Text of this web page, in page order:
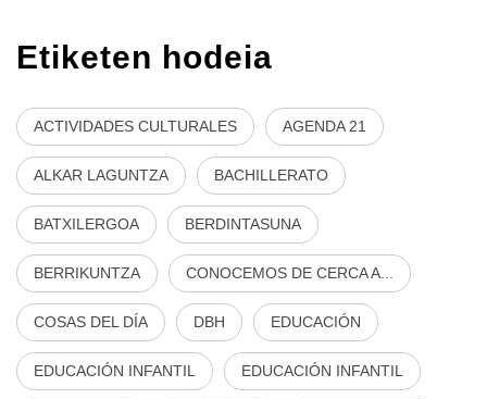
Etiketen hodeia
ACTIVIDADES CULTURALES AGENDA 21
ALKAR LAGUNTZA BACHILLERATO
BATXILERGOA BERDINTASUNA
BERRIKUNTZA CONOCEMOS DE CERCA A...
COSAS DEL DÍA DBH EDUCACIÓN
EDUCACIÓN INFANTIL EDUCACIÓN INFANTIL